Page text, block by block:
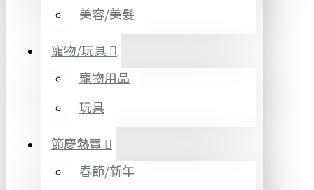
美容/美髮
寵物/玩具
寵物用品
玩具
節慶熱賣
春節/新年